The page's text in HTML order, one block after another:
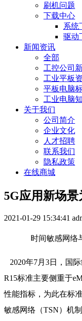
刷机问题
下载中心
系统
驱动
新闻资讯
全部
工控公司
工业平板
平板电脑
工业电脑
关于我们
公司简介
企业文化
人才招聘
联系我们
隐私政策
在线商城
5G应用新场
2021-01-29 15:34:41
时间敏感网络
2020年7月3日，国
R15标准主要侧重于
性能指标，为此在标
敏感网络（TSN）机